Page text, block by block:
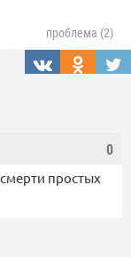
проблема (2)
0
простых